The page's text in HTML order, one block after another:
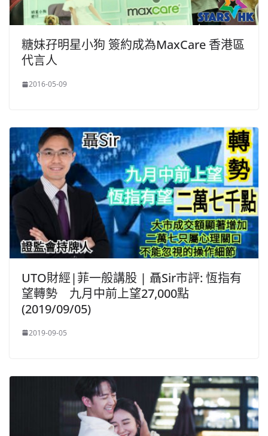
糖妹孖明星小狗 簽約成為MaxCare 香港區
代言人
2016-05-09
UTO財經|菲一般講股 | 聶Sir市評: 恆指有
望轉勢 九月中前上望27,000點
(2019/09/05)
2019-09-05